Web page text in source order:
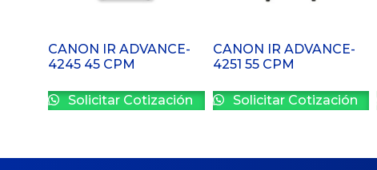
CANON IR ADVANCE-
4245 45 CPM
Solicitar Cotización
CANON IR ADVANCE-
4251 55 CPM
Solicitar Cotización